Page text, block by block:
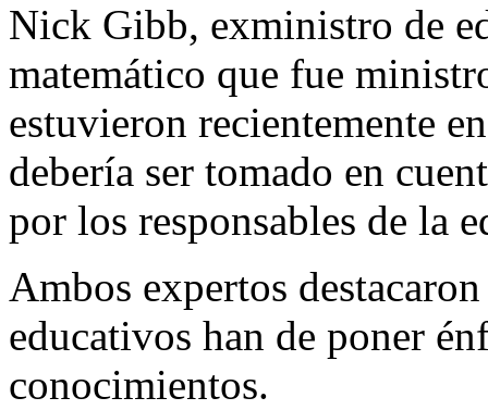
Nick Gibb, exministro de
matemático que fue
estuvieron recientemente
debería ser tomado en
por los responsables de la
Ambos expertos
educativos han de poner
conocimientos.